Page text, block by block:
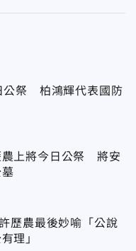
公祭 柏鴻輝代表國防
農上將今日公祭 將安
歷農最後妙喻「公說
理」